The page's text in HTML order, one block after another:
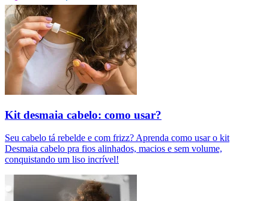
Kit desmaia cabelo: como usar?
Seu cabelo tá rebelde e com frizz? Aprenda como usar o kit
Desmaia cabelo pra fios alinhados, macios e sem volume,
conquistando um liso incrível!